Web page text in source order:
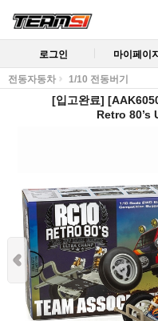
로그인 마이페이
전동자동차 1/10 전동버기
[입고완료]
Retro 80’s